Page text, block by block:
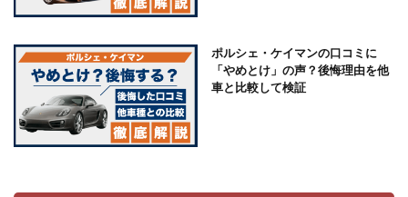
ポルシェ・ケイマンの口コミに
「やめとけ」の声？後悔理由を他
車と比較して検証